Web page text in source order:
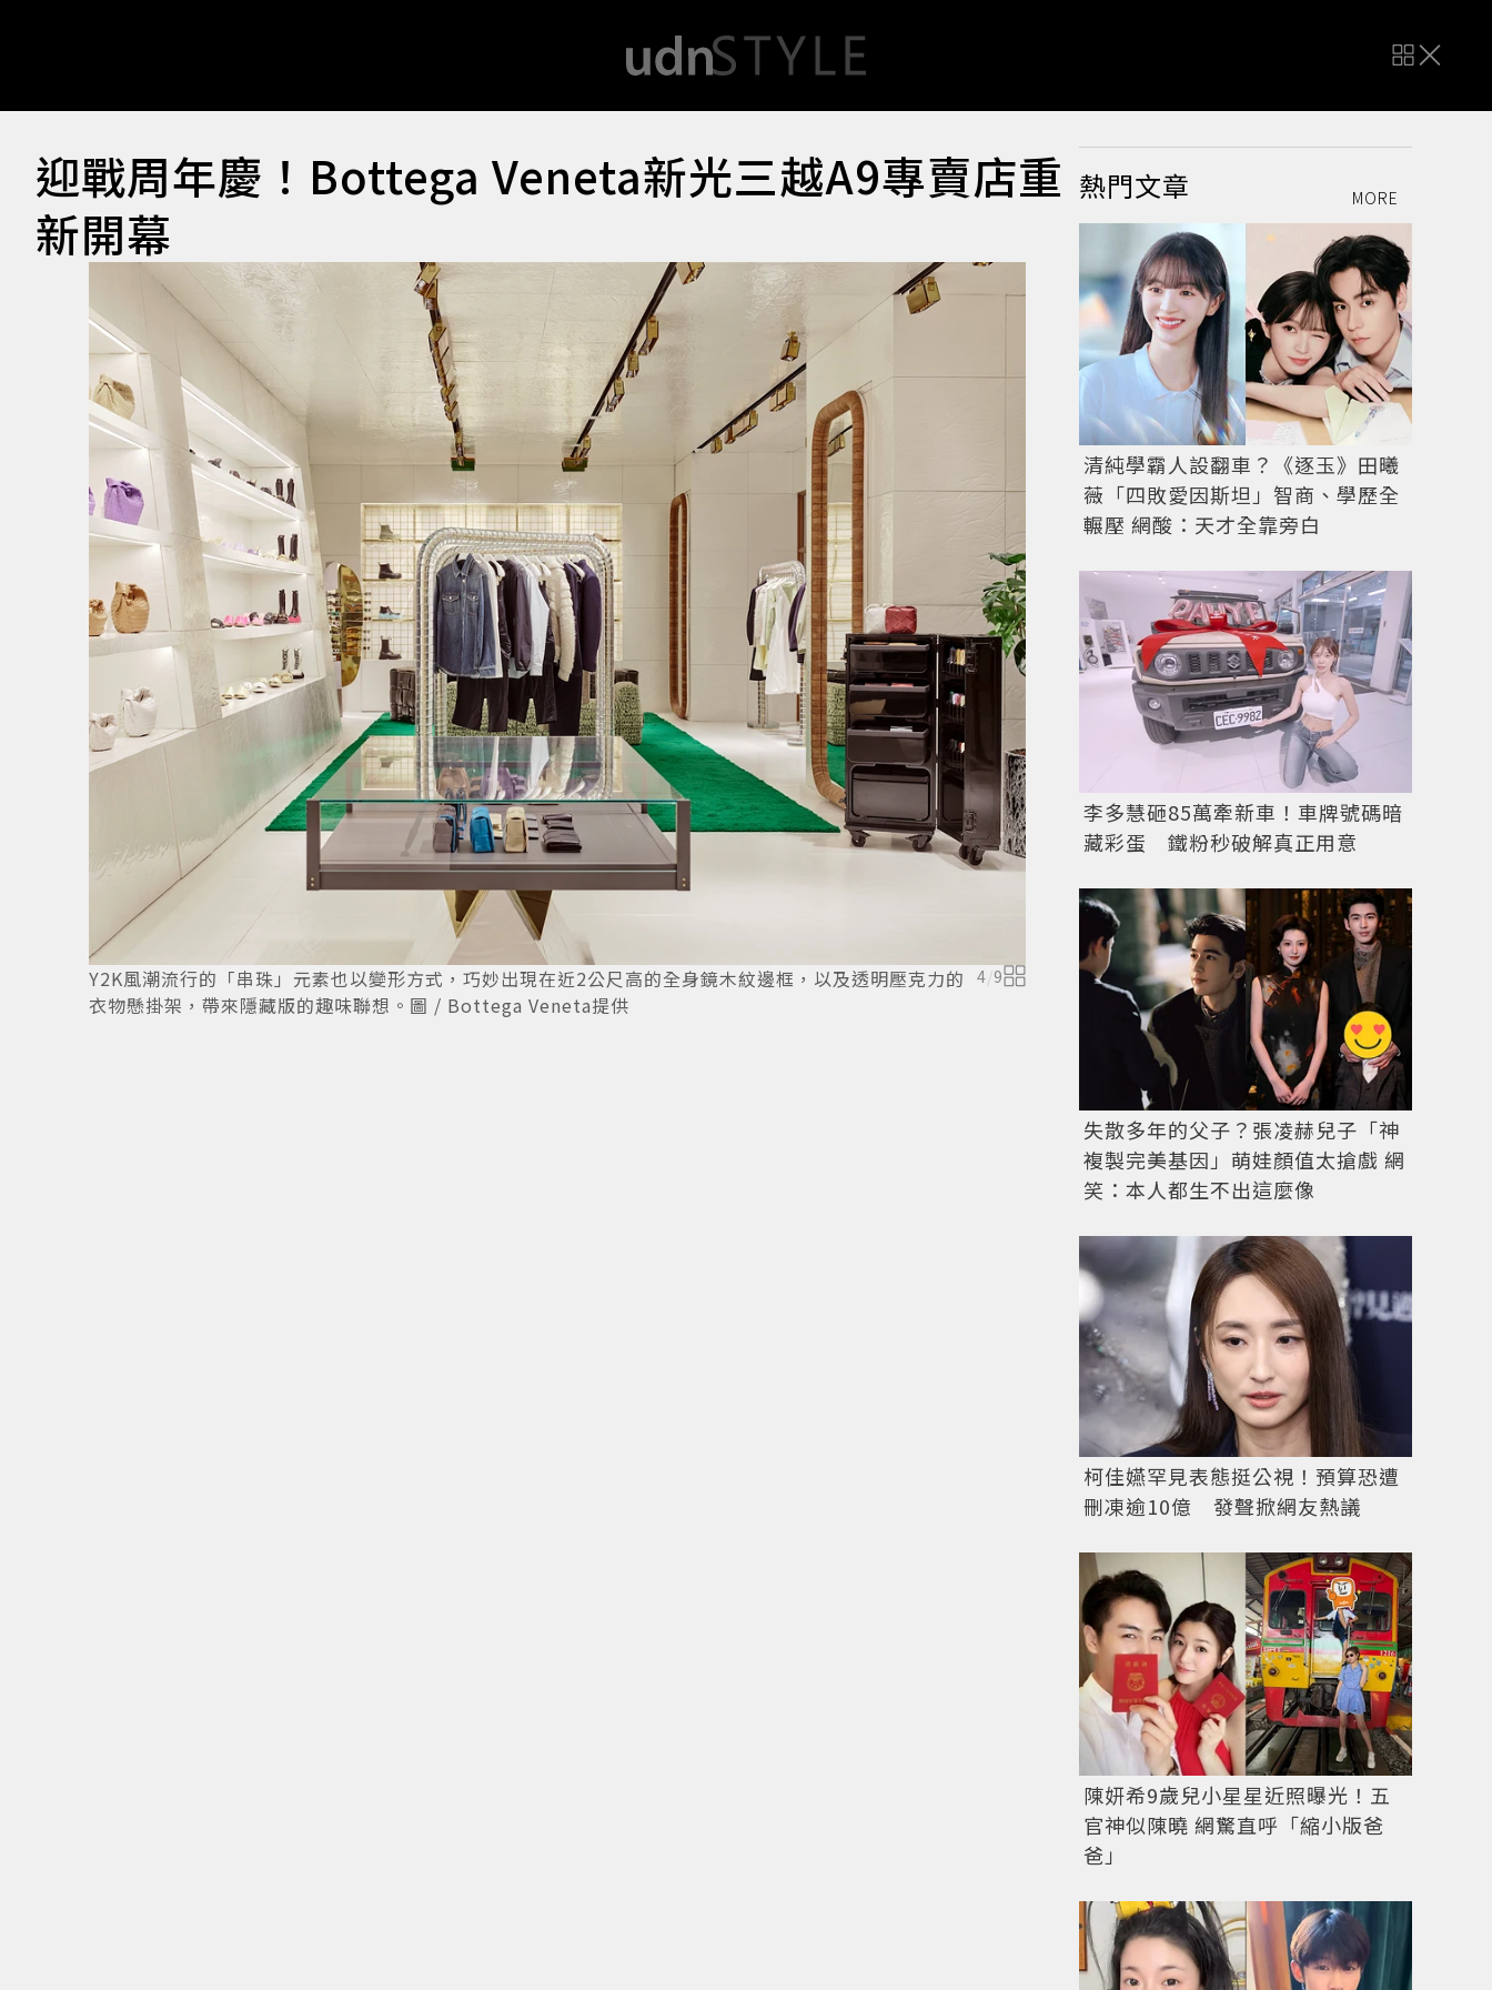
迎戰周年慶！Bottega Veneta新光三越A9專賣店重
新開幕
Y2K風潮流行的「串珠」元素也以變形方式，巧妙出現在近2公尺高的全身鏡木紋邊框，以及透明壓克力的
衣物懸掛架，帶來隱藏版的趣味聯想。圖 / Bottega Veneta提供
4/9
方形扭結編織羊皮瑜珈收納袋，26萬5300元。圖 /
熱門文章 MORE
清純學霸人設翻車？《逐玉》田曦
薇「四敗愛因斯坦」智商、學歷全
輾壓 網酸：天才全靠旁白
李多慧砸85萬牽新車！車牌號碼暗
藏彩蛋 鐵粉秒破解真正用意
失散多年的父子？張凌赫兒子「神
複製完美基因」萌娃顏值太搶戲 網
笑：本人都生不出這麼像
柯佳嬿罕見表態挺公視！預算恐遭
刪凍逾10億 發聲掀網友熱議
陳妍希9歲兒小星星近照曝光！五
官神似陳曉 網驚直呼「縮小版爸
爸」